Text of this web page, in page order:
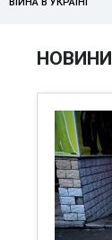
НОВИНИ